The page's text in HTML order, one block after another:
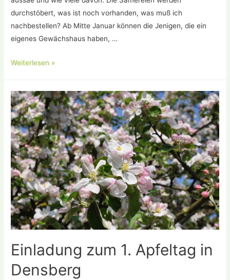
durchstöbert, was ist noch vorhanden, was muß ich
nachbestellen? Ab Mitte Januar können die Jenigen, die ein
eigenes Gewächshaus haben, …
Das
Weiterlesen »
Einladung zum 1. Apfeltag in
Densberg